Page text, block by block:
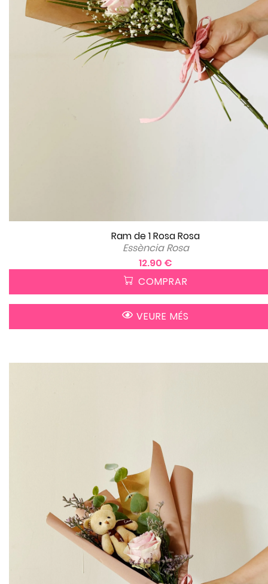
Ram de 1 Rosa Rosa
Essència Rosa
12.90 €
COMPRAR
VEURE MÉS